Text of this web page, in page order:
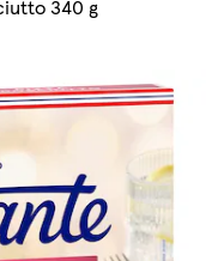
340 g